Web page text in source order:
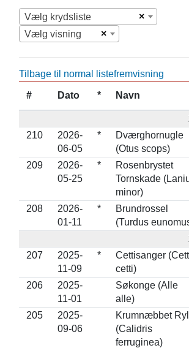
×
Vælg krydsliste
×
Vælg visning
Tilbage til normal listefremvisning
# Dato * Navn
210
2026-
06-05
*
Dværghornugle
(Otus scops)
209
2026-
05-25
*
Rosenbrystet
Tornskade
minor)
208
2026-
01-11
*
Brundrossel
(Turdus
207
2025-
11-09
*
Cettisanger
cetti)
206
2025-
11-01
Søkonge (Alle
alle)
205
2025-
09-06
Krumnæbbet
(Calidris
ferruginea)